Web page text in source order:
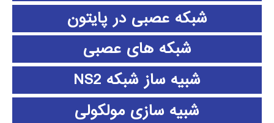
شبکه عصبی در پایتون
شبکه های عصبی
شبیه ساز شبکه NS2
شبیه سازی مولکولی